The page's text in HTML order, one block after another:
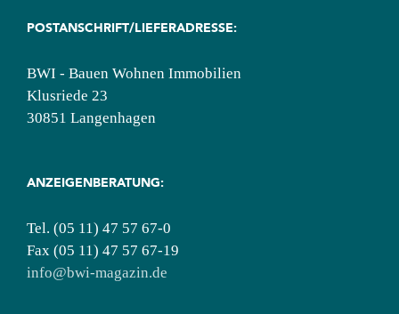
POSTANSCHRIFT/LIEFERADRESSE:
BWI - Bauen Wohnen Immobilien
Klusriede 23
30851 Langenhagen
ANZEIGENBERATUNG:
Tel. (05 11) 47 57 67-0
Fax (05 11) 47 57 67-19
info@bwi-magazin.de